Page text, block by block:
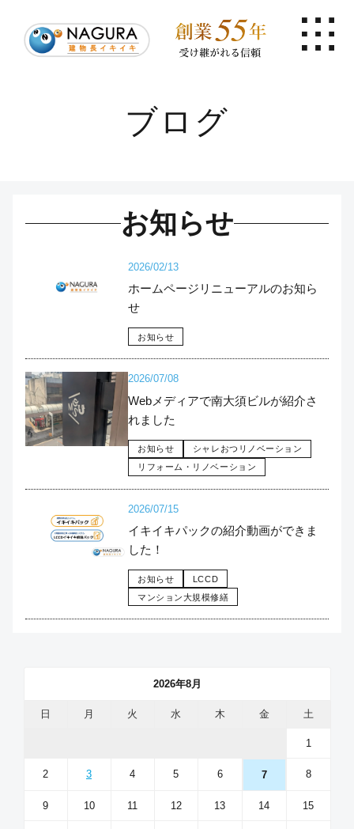
ブログ
お知らせ
2026/02/13
ホームページリニューアルのお知ら
せ
お知らせ
2026/07/08
Webメディアで南大須ビルが紹介さ
れました
お知らせ
シャレおつリノベーション
リフォーム・リノベーション
2026/07/15
イキイキパックの紹介動画ができま
した！
お知らせ
LCCD
マンション大規模修繕
2026年8月
日 月 火 水 木 金 土
1
2 3 4 5 6 7 8
9 10 11 12 13 14 15